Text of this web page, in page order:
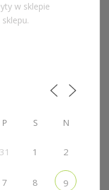
w sklepie
P S N
31 1 2
7 8 9